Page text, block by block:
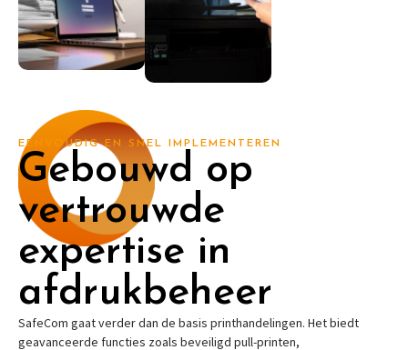
EENVOUDIG EN SNEL IMPLEMENTEREN
Gebouwd op
vertrouwde
expertise in
afdrukbeheer
SafeCom gaat verder dan de basis printhandelingen. Het biedt
geavanceerde functies zoals beveiligd pull-printen,